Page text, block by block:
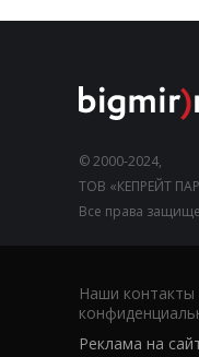
© 2000-2024,
ТОВ «КЕПРЕЙТ
Все права
Наши контакты
Реклама на